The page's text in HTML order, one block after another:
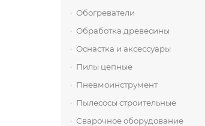
Обогреватели
Обработка древесины
Оснастка и аксессуары
Пилы цепные
Пневмоинструмент
Пылесосы строительные
Сварочное оборудование